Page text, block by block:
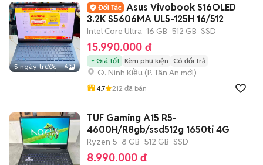
5 ngày trước 6
Asus Vivobook S16OLED
3.2K S5606MA UL5-125H 16/512
Intel Core Ultra 16 GB 512 GB SSD
15.990.000 đ
Giá tốt Kèm phụ kiện Có đổi trả
Q. Ninh Kiều (P. Tân An mới)
4.7 212 đã bán
TUF Gaming A15 R5-
4600H/R8gb/ssd512g 1650ti 4G
Ryzen 5 8 GB 512 GB SSD
8.990.000 đ